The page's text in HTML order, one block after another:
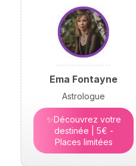
Ema Fontayne
Astrologue
✨Découvrez votre
destinée | 5€ -
Places limitées